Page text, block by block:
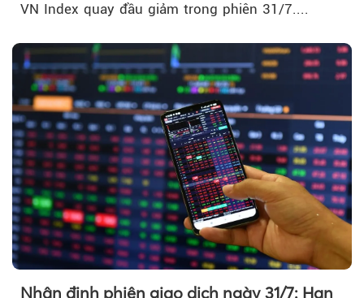
VN Index quay đầu giảm trong phiên 31/7....
Nhận định phiên giao dịch ngày 31/7: Hạn